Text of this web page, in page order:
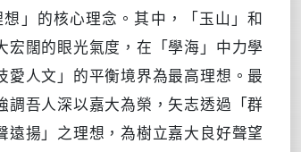
」的核心理念。其中，「玉山」和
宏闊的眼光氣度，在「學海」中力學
人文」的平衡境界為最高理想。最
調吾人深以嘉大為榮，矢志透過「群
揚」之理想，為樹立嘉大良好聲望